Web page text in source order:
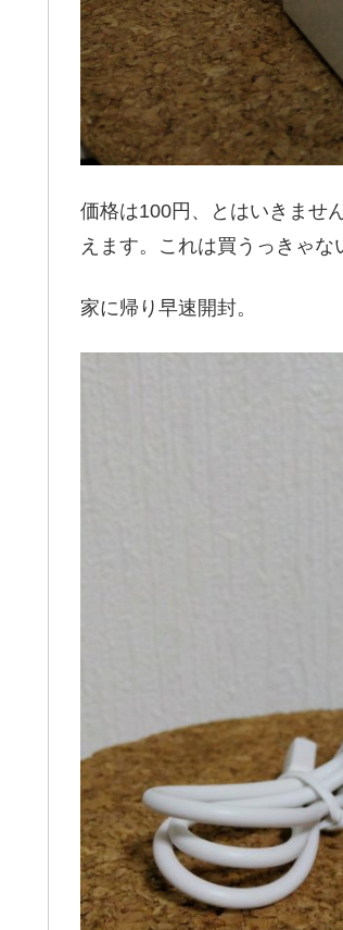
価格は100円、とはいきませ
えます。これは買うっきゃな
家に帰り早速開封。